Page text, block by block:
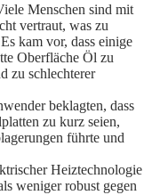
Menschen sind mit
vertraut, was zu
kam vor, dass einige
Oberfläche Öl zu
zu schlechterer
beklagten, dass
zu kurz seien,
führte und
Heiztechnologie
weniger robust gegen